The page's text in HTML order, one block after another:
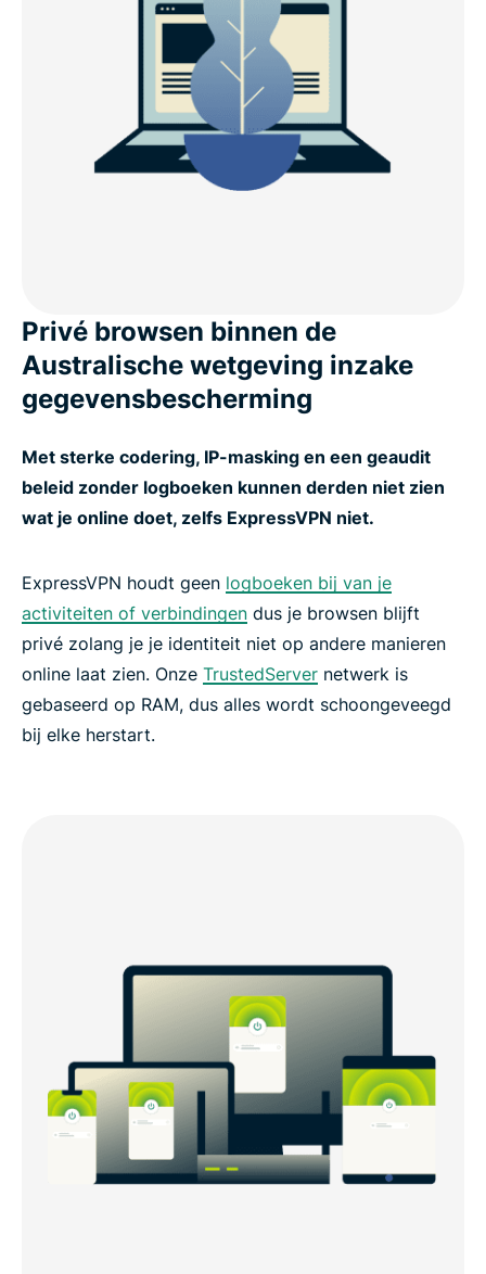
Privé browsen binnen de
Australische wetgeving inzake
gegevensbescherming
Met sterke codering, IP-masking en een geaudit
beleid zonder logboeken kunnen derden niet zien
wat je online doet, zelfs ExpressVPN niet.
ExpressVPN houdt geen logboeken bij van je
activiteiten of verbindingen dus je browsen blijft
privé zolang je je identiteit niet op andere manieren
online laat zien. Onze TrustedServer netwerk is
gebaseerd op RAM, dus alles wordt schoongeveegd
bij elke herstart.